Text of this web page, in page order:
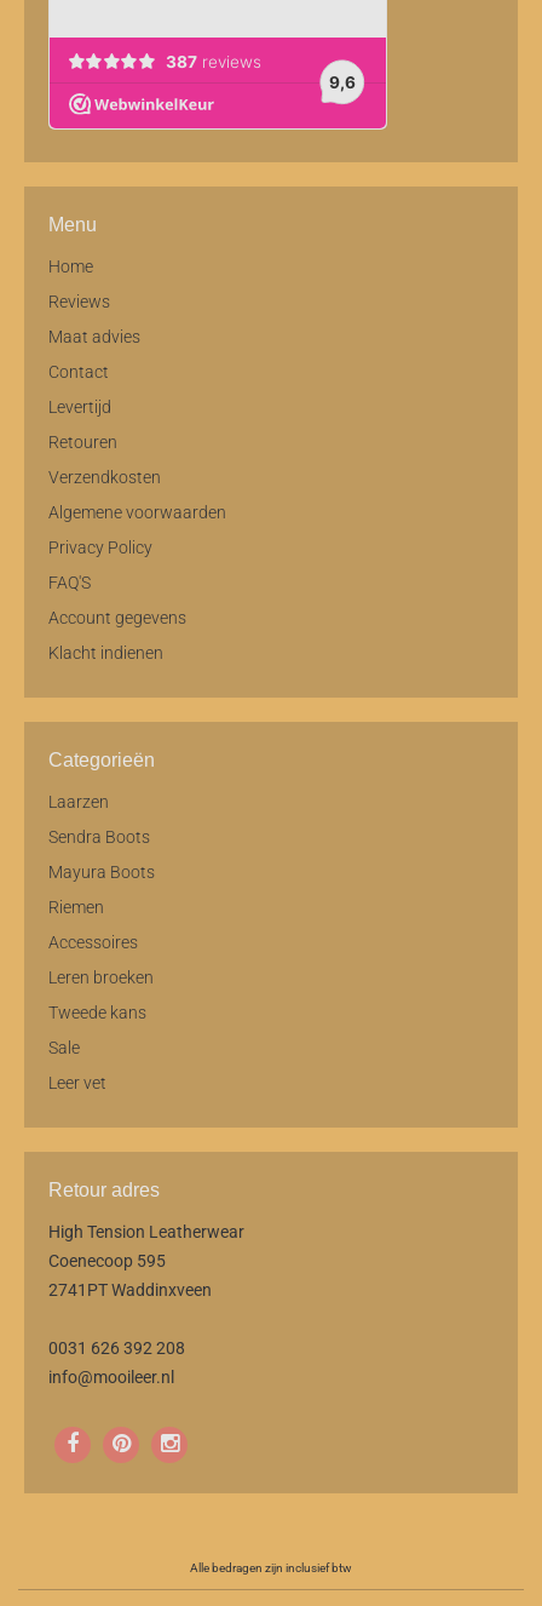
Menu
Home
Reviews
Maat advies
Contact
Levertijd
Retouren
Verzendkosten
Algemene voorwaarden
Privacy Policy
FAQ'S
Account gegevens
Klacht indienen
Categorieën
Laarzen
Sendra Boots
Mayura Boots
Riemen
Accessoires
Leren broeken
Tweede kans
Sale
Leer vet
Retour adres
High Tension Leatherwear
Coenecoop 595
2741PT Waddinxveen
0031 626 392 208
info@mooileer.nl
Alle bedragen zijn inclusief btw